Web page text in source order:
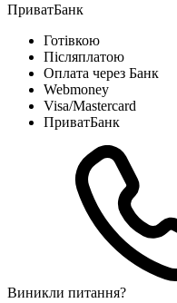
ПриватБанк
Готівкою
Післяплатою
Оплата через Банк
Webmoney
Visa/Mastercard
ПриватБанк
Виникли питання?